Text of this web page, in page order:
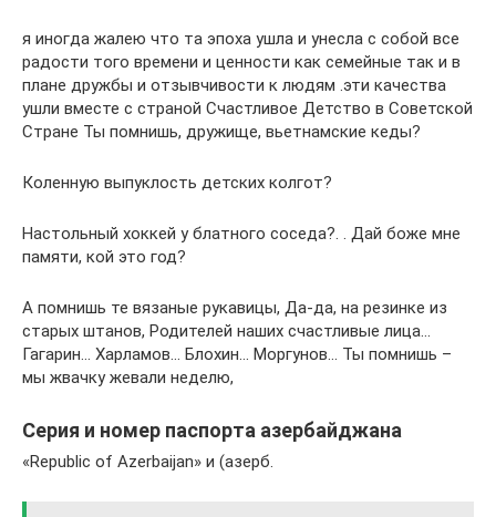
я иногда жалею что та эпоха ушла и унесла с собой все
радости того времени и ценности как семейные так и в
плане дружбы и отзывчивости к людям .эти качества
ушли вместе с страной Счастливое Детство в Советской
Стране Ты помнишь, дружище, вьетнамские кеды?
Коленную выпуклость детских колгот?
Настольный хоккей у блатного соседа?. . Дай боже мне
памяти, кой это год?
А помнишь те вязаные рукавицы, Да-да, на резинке из
старых штанов, Родителей наших счастливые лица…
Гагарин… Харламов… Блохин… Моргунов… Ты помнишь –
мы жвачку жевали неделю,
Серия и номер паспорта азербайджана
«Republic of Azerbaijan» и (азерб.